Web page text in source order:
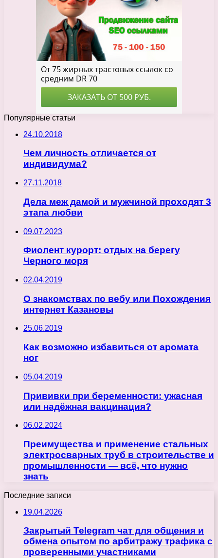
Популярные статьи
24.10.2018
Чем личность отличается от
индивидума?
27.11.2018
Дела меж дамой и мужчиной проходят 3
этапа любви
09.07.2023
Фиолент курорт: отдых на берегу
Черного моря
02.04.2019
О знакомствах по вебу или Похождения
интернет Казановы
25.06.2019
Как возможно избавиться от аромата
ног
05.04.2019
Прививки при беременности: ужасная
или надёжная вакцинация?
06.02.2024
Преимущества и применение стальных
электросварных труб в строительстве и
промышленности — всё, что нужно
знать
Последние записи
19.04.2026
Закрытый Telegram чат для общения и
обмена опытом по арбитражу трафика с
проверенными участниками